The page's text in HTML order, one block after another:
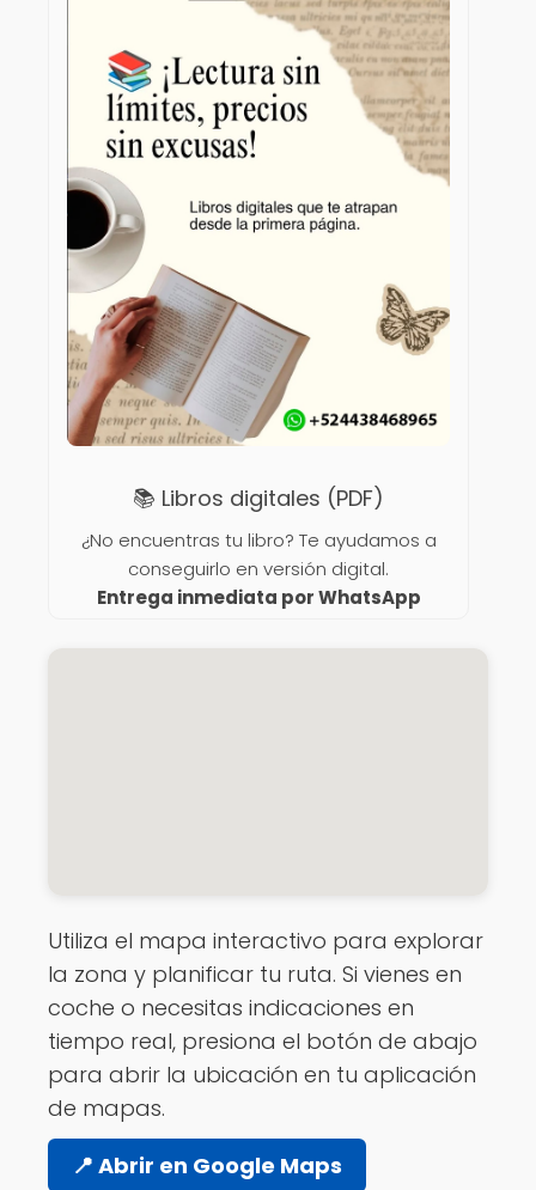
📚 Libros digitales (PDF)
¿No encuentras tu libro? Te ayudamos a
conseguirlo en versión digital.
Entrega inmediata por WhatsApp
Utiliza el mapa interactivo para explorar
la zona y planificar tu ruta. Si vienes en
coche o necesitas indicaciones en
tiempo real, presiona el botón de abajo
para abrir la ubicación en tu aplicación
de mapas.
📍 Abrir en Google Maps